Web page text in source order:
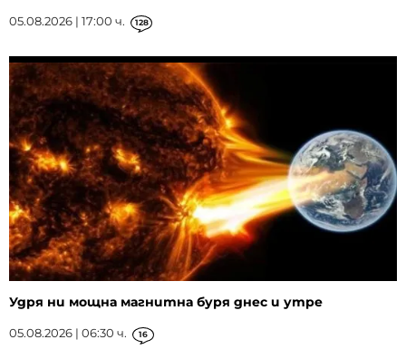
05.08.2026 | 17:00 ч. 128
Удря ни мощна магнитна буря днес и утре
05.08.2026 | 06:30 ч. 16